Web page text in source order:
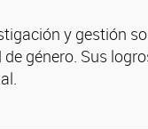
y gestión
género. Sus